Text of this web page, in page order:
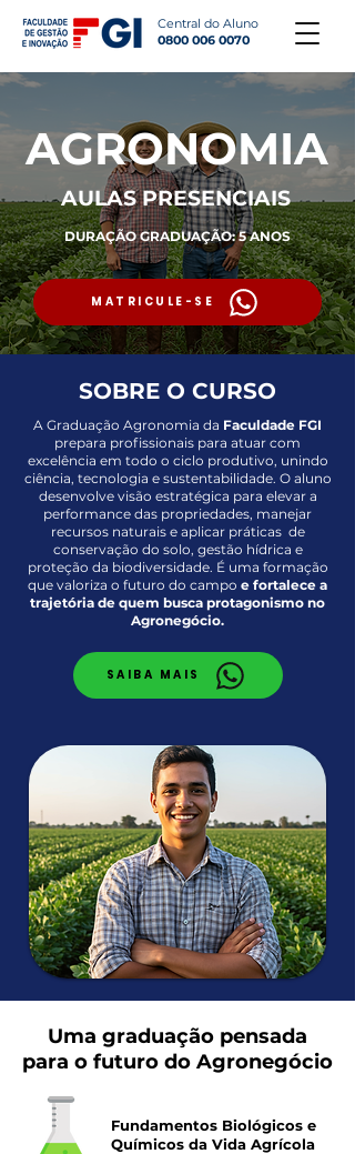
Central do Aluno
0800 006 0070
AGRONOMIA
AULAS PRESENCIAIS
DURAÇÃO GRADUAÇÃO: 5 ANOS
MATRICULE-SE
SOBRE O CURSO
A Graduação Agronomia da Faculdade FGI
prepara profissionais para atuar com
excelência em todo o ciclo produtivo, unindo
ciência, tecnologia e sustentabilidade. O aluno
desenvolve visão estratégica para elevar a
performance das propriedades, manejar
recursos naturais e aplicar práticas de
conservação do solo, gestão hídrica e
proteção da biodiversidade. É uma formação
que valoriza o futuro do campo e fortalece a
trajetória de quem busca protagonismo no
Agronegócio.
SAIBA MAIS
Uma graduação pensada
para o futuro do Agronegócio
Fundamentos Biológicos e
Químicos da Vida Agrícola